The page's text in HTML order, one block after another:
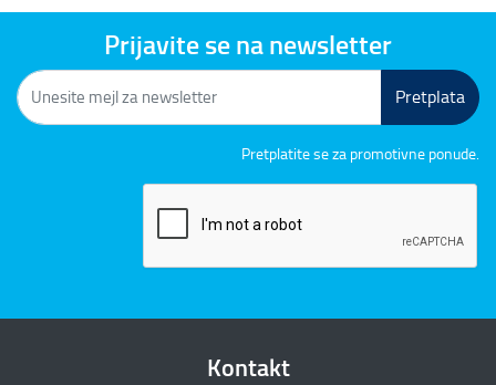
Prijavite se na newsletter
Pretplata
Pretplatite se za promotivne ponude.
Kontakt